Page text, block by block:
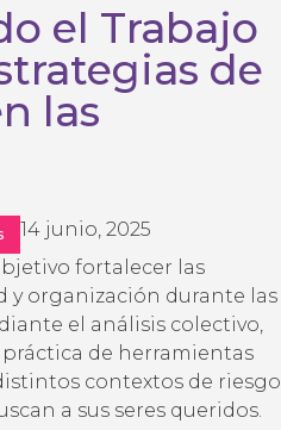
el Trabajo
de
las
14 junio, 2025
fortalecer las
y organización durante las
el análisis colectivo,
práctica de herramientas
contextos de riesgo
a sus seres queridos.